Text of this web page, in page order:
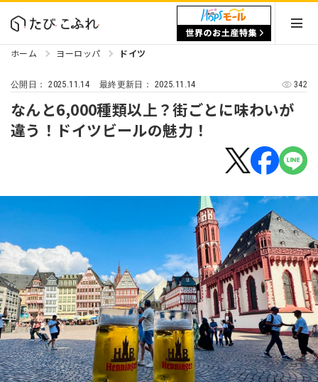
ホーム ヨーロッパ ドイツ
公開日：2025.11.14 最終更新日： 2025.11.14 342
なんと6,000種類以上？街ごとに味わいが
違う！ドイツビールの魅力！